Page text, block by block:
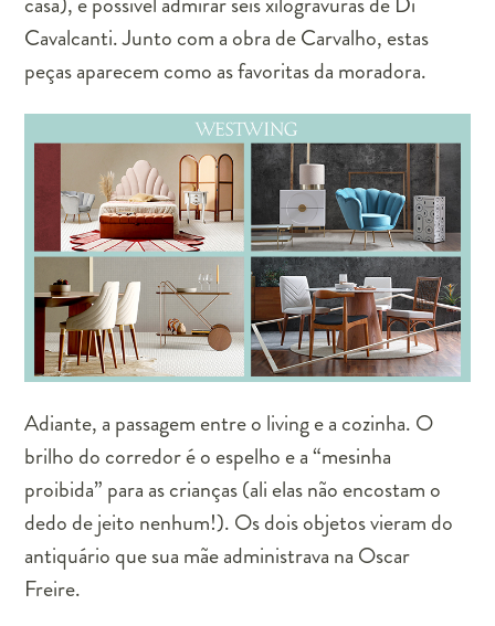
Cavalcanti. Junto com a obra de Carvalho, estas
peças aparecem como as favoritas da moradora.
Adiante, a passagem entre o living e a cozinha. O
brilho do corredor é o espelho e a “mesinha
proibida” para as crianças (ali elas não encostam o
dedo de jeito nenhum!). Os dois objetos vieram do
antiquário que sua mãe administrava na Oscar
Freire.